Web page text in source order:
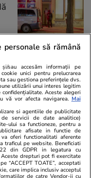
Exclusiv
15 iul.
15 iul.
să rămână
și/sau accesăm informații pe
unici pentru prelucrarea
sau gestiona preferințele dvs.
utilizării unui interes legitim
Aceste alegeri
vă vor afecta navigarea. Mai
si agentiile de publicitate
servicii de date analitice)
ului sa functioneze, pentru a
afisate in functie de
oferi functionalitati aferente
traficul pe website. Beneficiati
din GDPR in legatura cu
drepturi pot fi exercitate
“ACCEPT TOATE”, acceptati
care implica inclusiv acceptul
de catre Vendor-ii cu